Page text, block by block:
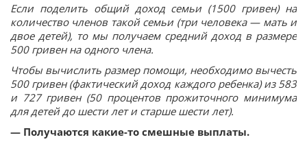
Если поделить общий доход семьи (1500 гривен) на
количество членов такой семьи (три человека — мать и
двое детей), то мы получаем средний доход в размере
500 гривен на одного члена.
Чтобы вычислить размер помощи, необходимо вычесть
500 гривен (фактический доход каждого ребенка) из 583
и 727 гривен (50 процентов прожиточного минимума
для детей до шести лет и старше шести лет).
— Получаются какие-то смешные выплаты.